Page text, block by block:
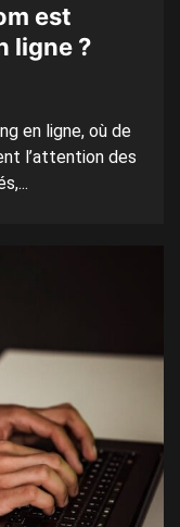
est
ligne ?
en ligne, où de
l’attention des